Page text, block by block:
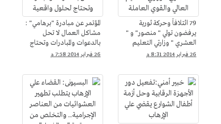
79 ائتلافاً وحركة ثورية
يرفضون تولي " منصور" و "
العشري " وزارتي التعليم
العالي والقوي العاملة
26 فبراير 2014 8:31 م
المؤتمر عن مبادرة "برهامي" :
مشاكل العمال لا تحل
بالدعوات والمبادرات وتحتاج
لحلول واقعية
26 فبراير 2014 7:58 م